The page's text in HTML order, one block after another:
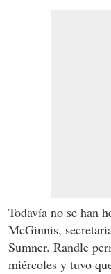
Todavía no se han
McGinnis,
Sumner. Randle
miércoles y tuvo